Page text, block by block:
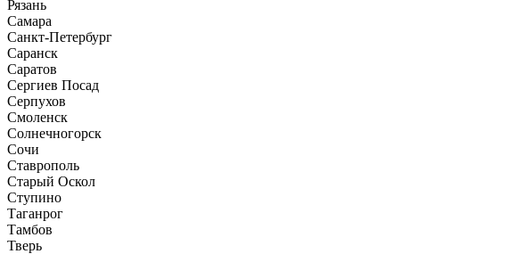
Рязань
Самара
Санкт-Петербург
Саранск
Саратов
Сергиев Посад
Серпухов
Смоленск
Солнечногорск
Сочи
Ставрополь
Старый Оскол
Ступино
Таганрог
Тамбов
Тверь